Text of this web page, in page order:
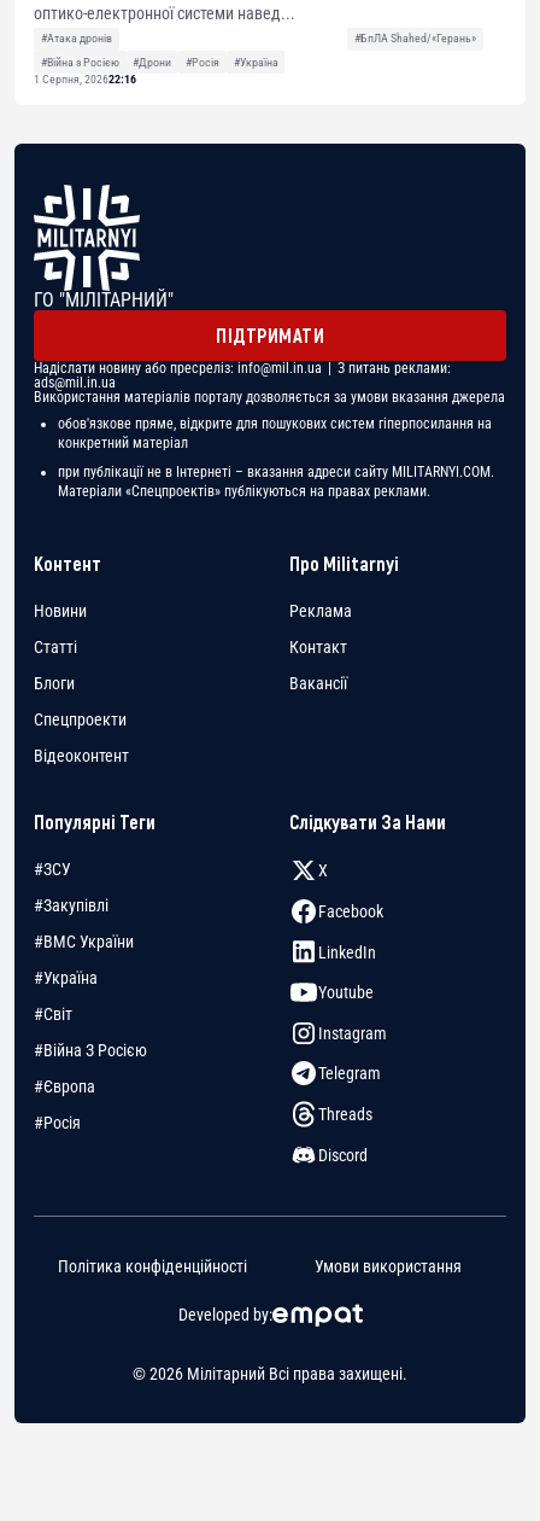
оптико-електронної системи навед...
#Атака дронів
#БпЛА Shahed/«Герань»
#Війна з Росією
#Дрони #Росія
#Україна
1 Серпня, 202622:16
ГО "МІЛІТАРНИЙ"
ПІДТРИМАТИ
Надіслати новину або пресреліз: info@mil.in.ua | З питань реклами:
ads@mil.in.ua
Використання матеріалів порталу дозволяється за умови вказання джерела
обов'язкове пряме, відкрите для пошукових систем гіперпосилання на
конкретний матеріал
при публікації не в Інтернеті – вказання адреси сайту MILITARNYI.COM.
Матеріали «Спецпроектів» публікуються на правах реклами.
Контент
Новини
Статті
Блоги
Спецпроекти
Відеоконтент
Про Militarnyi
Реклама
Контакт
Вакансії
Популярні Теги
#ЗСУ
#Закупівлі
#ВМС України
#Україна
#Світ
#Війна З Росією
#Європа
#Росія
Слідкувати За Нами
X
Facebook
LinkedIn
Youtube
Instagram
Telegram
Threads
Discord
© 2026 Мілітарний Всі права захищені.
Developed by:
Політика конфіденційності Умови використання